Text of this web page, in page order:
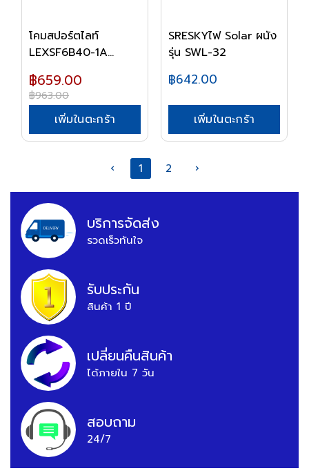
โคมสปอร์ตไลท์
LEXSF6B40-1A
฿659.00
฿963.00
เพิ่มในตะกร้า
SRESKYไฟ Solar ผนัง
รุ่น SWL-32
฿642.00
เพิ่มในตะกร้า
‹ 1 2 ›
บริการจัดส่ง
รวดเร็วทันใจ
รับประกัน
สินค้า 1 ปี
เปลี่ยนคืนสินค้า
ได้ภายใน 7 วัน
สอบถาม
24/7